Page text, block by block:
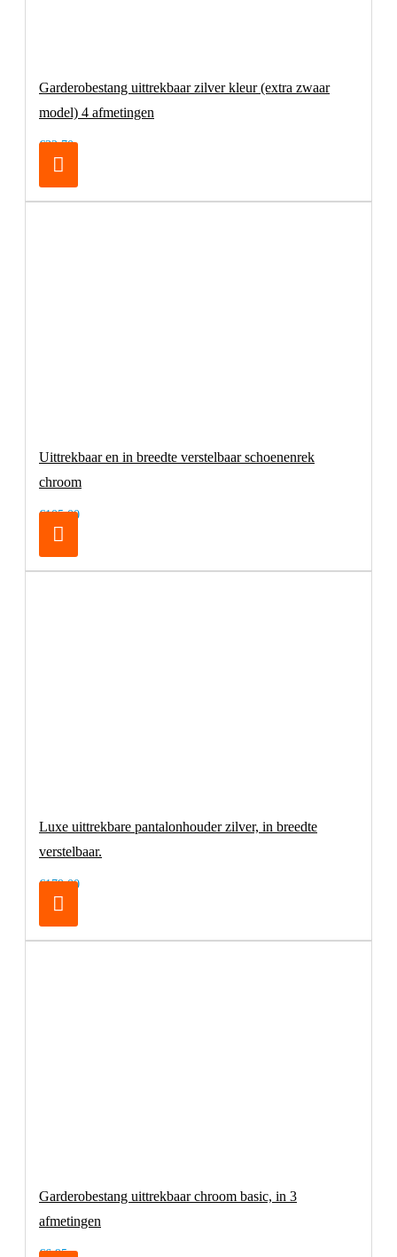
Garderobestang uittrekbaar zilver kleur (extra zwaar
model) 4 afmetingen
€32,70
Uittrekbaar en in breedte verstelbaar schoenenrek
chroom
€105,00
Luxe uittrekbare pantalonhouder zilver, in breedte
verstelbaar.
€179,00
Garderobestang uittrekbaar chroom basic, in 3
afmetingen
€6,95